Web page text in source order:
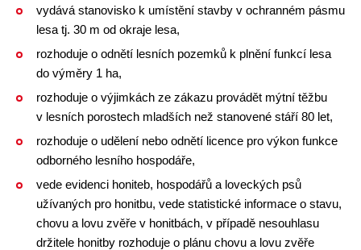
vydává stanovisko k umístění stavby v ochranném pásmu
lesa tj. 30 m od okraje lesa,
rozhoduje o odnětí lesních pozemků k plnění funkcí lesa
do výměry 1 ha,
rozhoduje o výjimkách ze zákazu provádět mýtní těžbu
v lesních porostech mladších než stanovené stáří 80 let,
rozhoduje o udělení nebo odnětí licence pro výkon funkce
odborného lesního hospodáře,
vede evidenci honiteb, hospodářů a loveckých psů
užívaných pro honitbu, vede statistické informace o stavu,
chovu a lovu zvěře v honitbách, v případě nesouhlasu
držitele honitby rozhoduje o plánu chovu a lovu zvěře